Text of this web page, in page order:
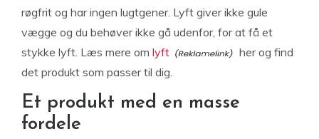
røgfrit og har ingen lugtgener. Lyft giver ikke gule
vægge og du behøver ikke gå udenfor, for at få et
stykke lyft. Læs mere om lyft
her og find
det produkt som passer til dig.
Et produkt med en masse
fordele